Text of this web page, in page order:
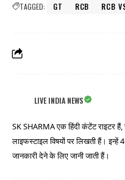
TAGGED: GT RCB RCB
LIVE INDIA NEWS
SK SHARMA एक हिंदी कंटेंट राइटर
लाइफस्टाइल विषयों पर लिखती हैं। इन्हें
जानकारी देने के लिए जानी जाती हैं।